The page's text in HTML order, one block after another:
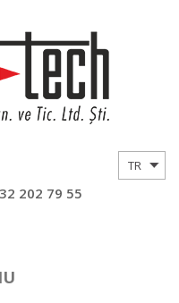
202 79 55